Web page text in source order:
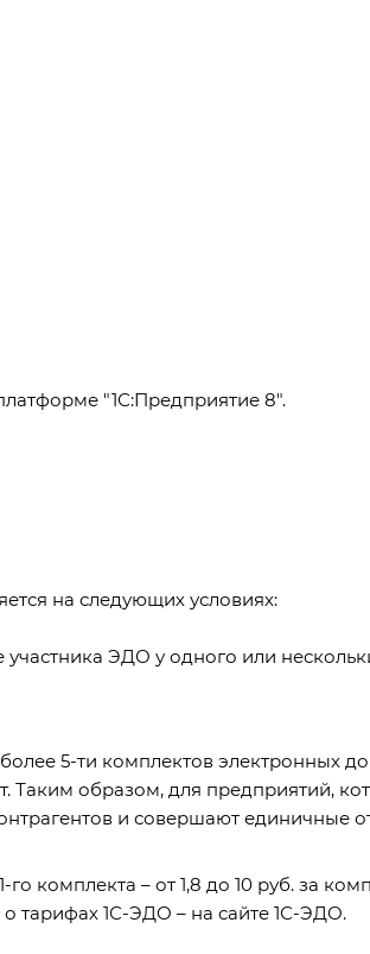
"1С:Предприятие 8".
на следующих условиях:
участника ЭДО у одного или
5-ти комплектов электронных
Таким образом, для предприятий,
и совершают единичные
комплекта – от 1,8 до 10 руб. за
о тарифах 1С-ЭДО – на сайте 1С-ЭДО.